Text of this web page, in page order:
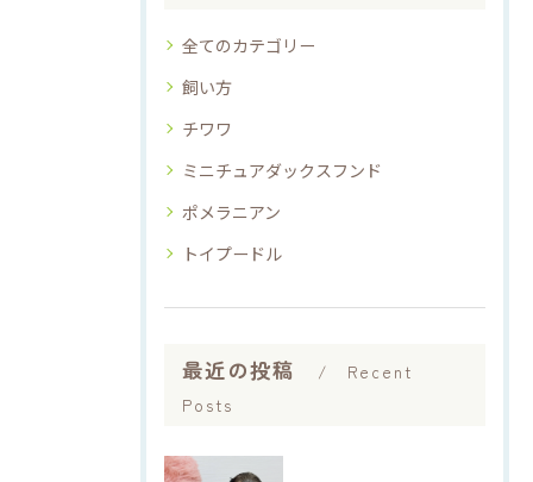
全てのカテゴリー
飼い方
チワワ
ミニチュアダックスフンド
ポメラニアン
トイプードル
最近の投稿
Recent
Posts